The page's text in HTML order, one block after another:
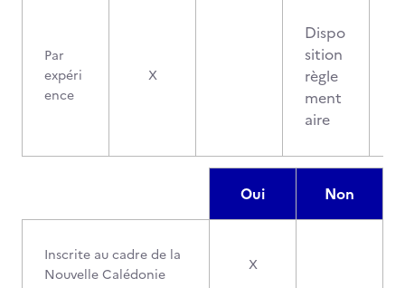
Par
expéri
ence
X
Dispo
sition
règle
ment
aire
Oui Non
Inscrite au cadre de la
Nouvelle Calédonie
X